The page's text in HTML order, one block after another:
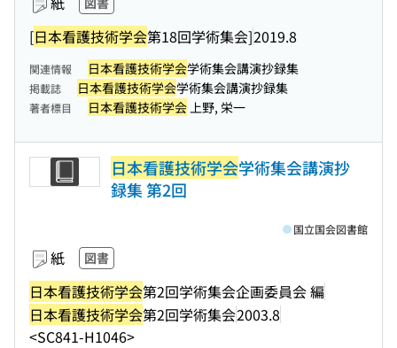
[日本看護技術学会第18回学術集会]2019.8
関連情報 日本看護技術学会学術集会講演抄録集
掲載誌 日本看護技術学会学術集会講演抄録集
著者標目 日本看護技術学会上野, 栄一
日本看護技術学会学術集会講演抄
録集 第2回
紙 図書
日本看護技術学会第2回学術集会企画委員会 編
日本看護技術学会第2回学術集会2003.8
<SC841-H1046>
国立国会図書館